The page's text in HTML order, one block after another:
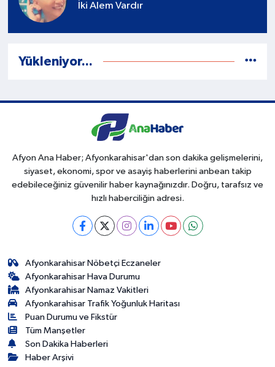
İki Alem Vardır
Yükleniyor...
Afyon Ana Haber; Afyonkarahisar'dan son dakika gelişmelerini,
siyaset, ekonomi, spor ve asayiş haberlerini anbean takip
edebileceğiniz güvenilir haber kaynağınızdır. Doğru, tarafsız ve
hızlı haberciliğin adresi.
Afyonkarahisar Nöbetçi Eczaneler
Afyonkarahisar Hava Durumu
Afyonkarahisar Namaz Vakitleri
Afyonkarahisar Trafik Yoğunluk Haritası
Puan Durumu ve Fikstür
Tüm Manşetler
Son Dakika Haberleri
Haber Arşivi